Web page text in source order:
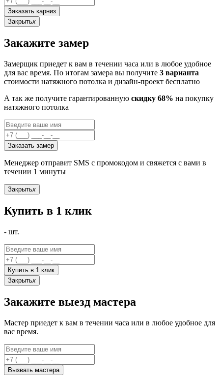
Заказать карниз
Закрытьx
Закажите замер
Замерщик приедет к вам в течении часа или в любое удобное
для вас время. По итогам замера вы получите 3 варианта
стоимости натяжного потолка и дизайн-проект бесплатно
А так же получите гарантированную скидку 68% на покупку
натяжного потолка
Заказать замер
Менеджер отправит SMS с промокодом и свяжется с вами в
течении 1 минуты
Закрытьx
Купить в 1 клик
- шт.
Купить в 1 клик
Закрытьx
Закажите выезд мастера
Мастер приедет к вам в течении часа или в любое удобное для
вас время.
Вызвать мастера